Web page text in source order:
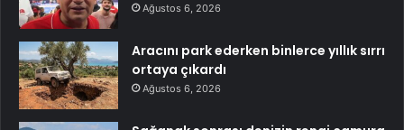
Ağustos 6, 2026
Aracını park ederken binlerce yıllık sırrı
ortaya çıkardı
Ağustos 6, 2026